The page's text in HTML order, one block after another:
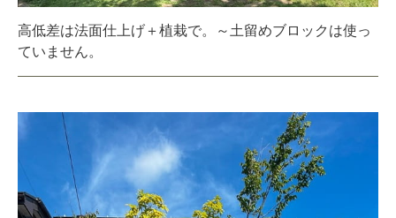
高低差は法面仕上げ＋植栽で。～土留めブロックは使っ
ていません。